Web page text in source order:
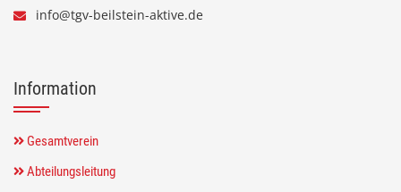
info@tgv-beilstein-aktive.de
Information
Gesamtverein
Abteilungsleitung